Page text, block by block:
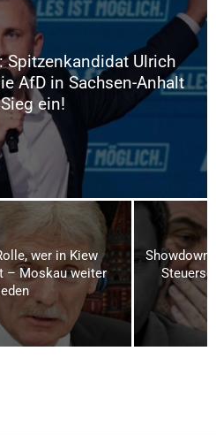
Spitzenkandidat Ulrich
AfD in Sachsen-Anhalt
ein!
wer in Kiew
– Moskau weiter
Showdown